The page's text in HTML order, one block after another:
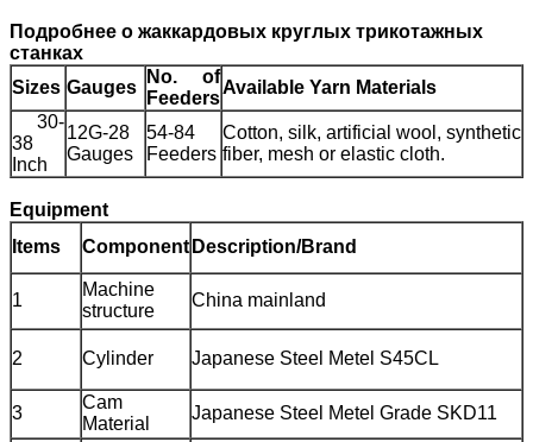
Подробнее о жаккардовых круглых трикотажных
станках
Sizes Gauges
No. of
Feeders
Available Yarn Materials
30-
38
Inch
12G-28
Gauges
54-84
Feeders
Cotton, silk, artificial wool, synthetic
fiber, mesh or elastic cloth.
Equipment
Items
Component Description/Brand
1
Machine
structure
China mainland
2 Cylinder Japanese Steel Metel S45CL
3
Cam
Material
Japanese Steel Metel Grade SKD11